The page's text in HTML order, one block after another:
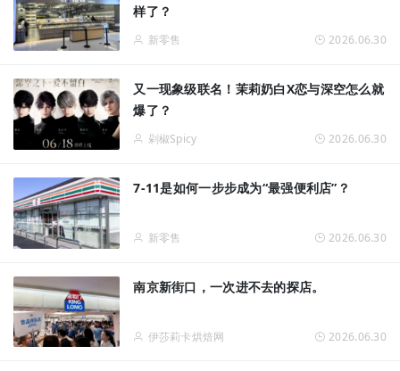
样了？
新零售 2026.06.30
又一现象级联名！茉莉奶白X恋与深空怎么就
爆了？
剁椒Spicy 2026.06.30
7-11是如何一步步成为“最强便利店”？
新零售 2026.06.30
南京新街口，一次进不去的探店。
伊莎莉卡烘焙网 2026.06.30